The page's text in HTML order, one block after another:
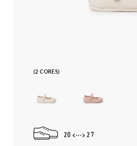
(2 CORES)
20 27